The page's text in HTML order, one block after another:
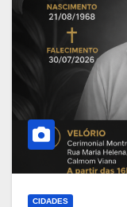
CIDADES